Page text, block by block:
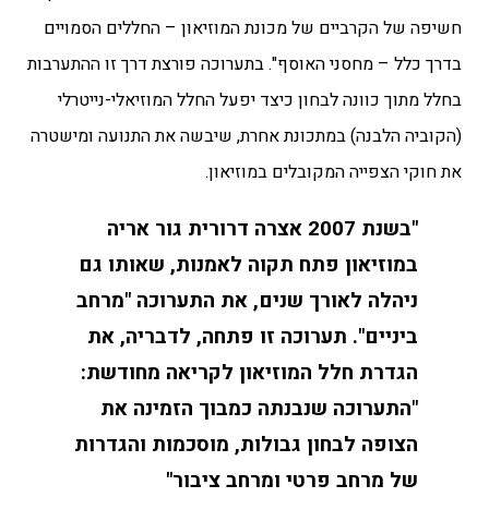
חשיפה של הקרביים של מכונת המוזיאון – החללים הסמויים
בדרך כלל – מחסני האוסף". בתערוכה פורצת דרך זו ההתערבות
בחלל מתוך כוונה לבחון כיצד יפעל החלל המוזיאלי-נייטרלי
(הקוביה הלבנה) במתכונת אחרת, שיבשה את התנועה ומישטרה
את חוקי הצפייה המקובלים במוזיאון.
"בשנת 2007 אצרה דרורית גור אריה
במוזיאון פתח תקוה לאמנות, שאותו גם
ניהלה לאורך שנים, את התערוכה "מרחב
ביניים". תערוכה זו פתחה, לדבריה, את
הגדרת חלל המוזיאון לקריאה מחודשת:
"התערוכה שנבנתה כמבוך הזמינה את
הצופה לבחון גבולות, מוסכמות והגדרות
של מרחב פרטי ומרחב ציבור"